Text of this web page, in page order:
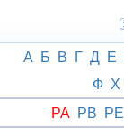
А Б В Г Д Е
Ф Х
РА РВ РЕ